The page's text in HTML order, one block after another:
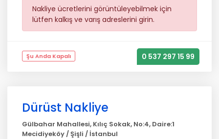
Nakliye ücretlerini görüntüleyebilmek için
lütfen kalkış ve varış adreslerini girin.
Şu Anda Kapalı 0 537 297 15 99
Dürüst Nakliye
Gülbahar Mahallesi, Kılıç Sokak, No:4, Daire:1
Mecidiyeköy / Şişli / İstanbul